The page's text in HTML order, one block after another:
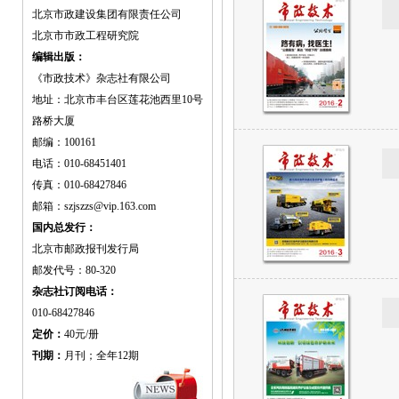
北京市政建设集团有限责任公司
北京市市政工程研究院
编辑出版：
《市政技术》杂志社有限公司
地址：北京市丰台区莲花池西里10号
路桥大厦
邮编：100161
电话：010-68451401
传真：010-68427846
邮箱：szjszzs@vip.163.com
国内总发行：
北京市邮政报刊发行局
邮发代号：80-320
杂志社订阅电话：
010-68427846
定价： 40元/册
刊期： 月刊；全年12期